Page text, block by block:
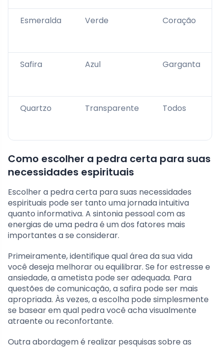
Esmeralda Verde Coração
Safira Azul Garganta
Quartzo Transparente Todos
Como escolher a pedra certa para suas
necessidades espirituais
Escolher a pedra certa para suas necessidades
espirituais pode ser tanto uma jornada intuitiva
quanto informativa. A sintonia pessoal com as
energias de uma pedra é um dos fatores mais
importantes a se considerar.
Primeiramente, identifique qual área da sua vida
você deseja melhorar ou equilibrar. Se for estresse e
ansiedade, a ametista pode ser adequada. Para
questões de comunicação, a safira pode ser mais
apropriada. Às vezes, a escolha pode simplesmente
se basear em qual pedra você acha visualmente
atraente ou reconfortante.
Outra abordagem é realizar pesquisas sobre as